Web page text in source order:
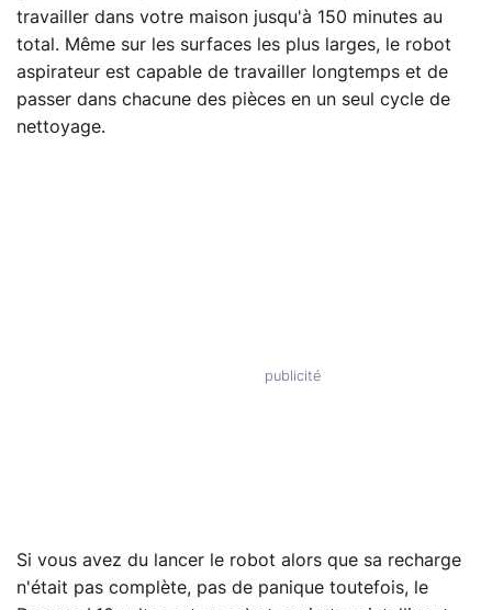
travailler dans votre maison jusqu'à 150 minutes au
total. Même sur les surfaces les plus larges, le robot
aspirateur est capable de travailler longtemps et de
passer dans chacune des pièces en un seul cycle de
nettoyage.
Si vous avez du lancer le robot alors que sa recharge
n'était pas complète, pas de panique toutefois, le